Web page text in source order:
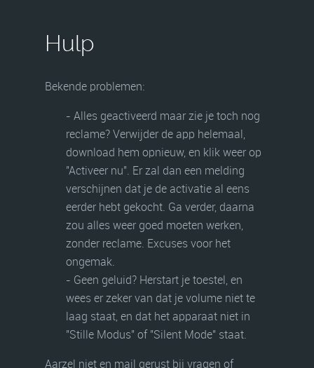
Hulp
Bekende problemen:
- Alles geactiveerd maar zie je toch nog
reclame? Verwijder de app helemaal,
download hem opnieuw, en klik weer op
"Activeer nu". Er zal dan een melding
verschijnen dat je de activatie al eens
eerder hebt gekocht. Ga verder, daarna
zou alles weer goed moeten werken,
zonder reclame. Excuses voor het
ongemak.
- Geen geluid? Herstart je toestel, en
wees er zeker van dat je volume niet te
laag staat, en dat het apparaat niet in
"Stille Modus" of "Silent Mode" staat.
Aarzel niet en mail gerust bij vragen of